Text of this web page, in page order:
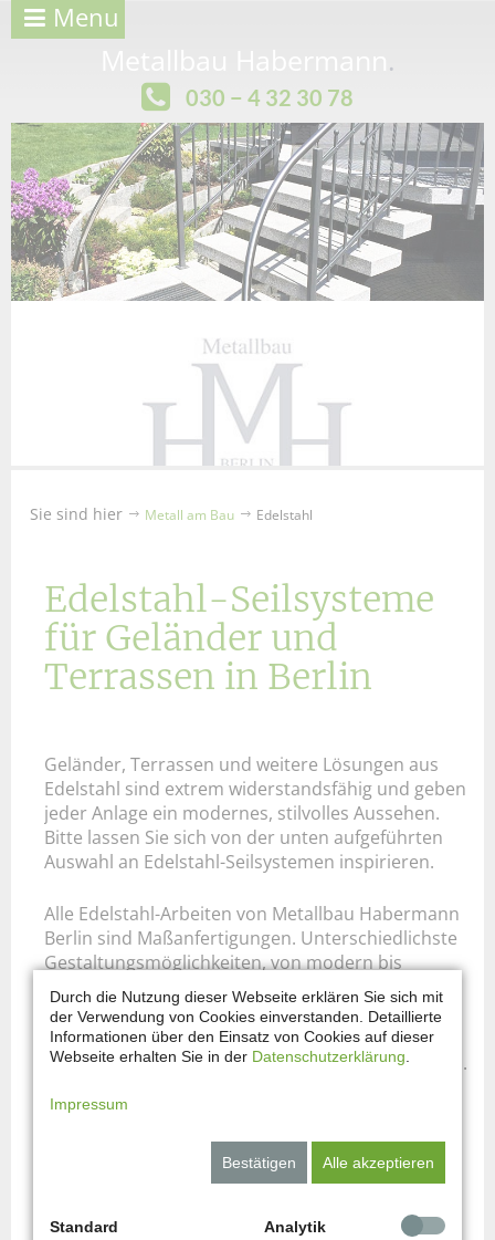
Menu
.
030 − 4 32 30 78
Sie sind hier Metall am Bau Edelstahl
Edelstahl-Seilsysteme
für Geländer und
Terrassen in Berlin
Geländer, Terrassen und weitere Lösungen aus
Edelstahl sind extrem widerstandsfähig und geben
jeder Anlage ein modernes, stilvolles Aussehen.
Bitte lassen Sie sich von der unten aufgeführten
Auswahl an Edelstahl-Seilsystemen inspirieren.
Alle Edelstahl-Arbeiten von Metallbau Habermann
Berlin sind Maßanfertigungen. Unterschiedlichste
Gestaltungsmöglichkeiten, von modern bis
klassisch, mit oder ohne Seilsystem sind möglich.
Metallbau Habermann Berlin steht für individuelle
und maßgefertigte Lösungen für Haus und Garten.
Gerne beraten wir Sie zu Edelstahl-
Durch die Nutzung dieser Webseite erklären Sie sich mit
der Verwendung von Cookies einverstanden. Detaillierte
Informationen über den Einsatz von Cookies auf dieser
Webseite erhalten Sie in der Datenschutzerklärung
Impressum
Bestätigen Alle akzeptieren
Standard Analytik